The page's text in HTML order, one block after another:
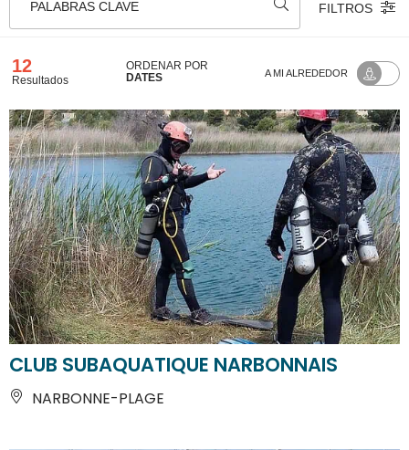
PALABRAS CLAVE FILTROS
12
Resultados
ORDENAR POR
DATES
A MI ALREDEDOR
CLUB SUBAQUATIQUE NARBONNAIS
NARBONNE-PLAGE